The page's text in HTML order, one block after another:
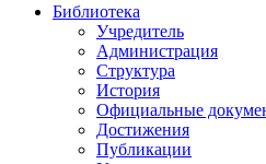
Библиотека
Учредитель
Администрация
Структура
История
Официальные
Достижения
Публикации